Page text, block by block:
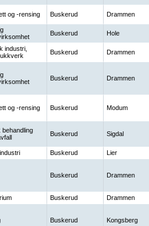
og -rensing Buskerud Drammen
Buskerud Hole
industri,
Buskerud Drammen
Buskerud Drammen
og -rensing Buskerud Modum
behandling
Buskerud Sigdal
Buskerud Lier
Buskerud Drammen
Buskerud Drammen
Buskerud Kongsberg